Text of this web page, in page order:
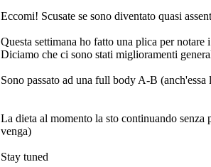
Eccomi! Scusate se sono diventato quasi
Questa settimana ho fatto una plica per
Diciamo che ci sono stati miglioramenti
Sono passato ad una full body A-B (anch'essa
La dieta al momento la sto continuando senza
venga)
Stay tuned